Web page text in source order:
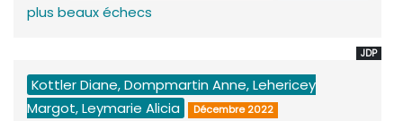
plus beaux échecs
JDP
Kottler Diane, Dompmartin Anne, Lehericey
Margot, Leymarie Alicia
Décembre 2022